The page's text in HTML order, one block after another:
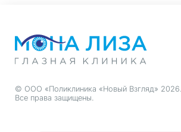
© ООО «Поликлиника «Новый Взгляд» 2026.
Все права защищены.